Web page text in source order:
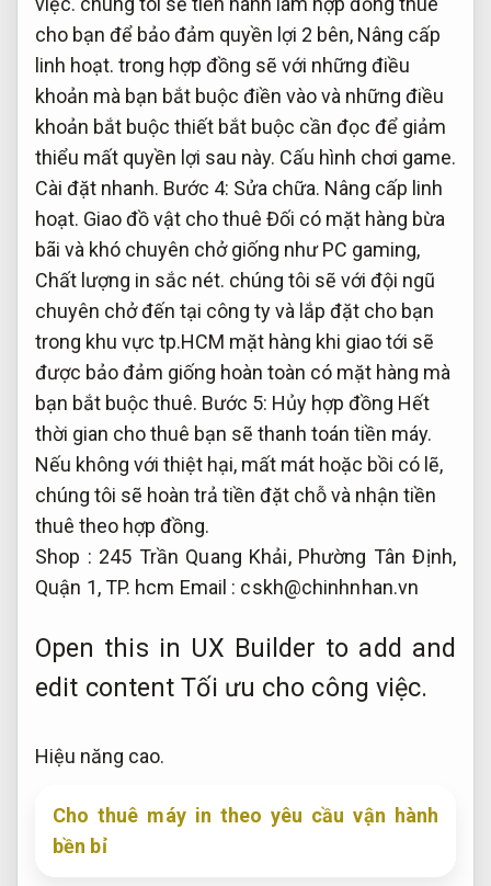
cho bạn để bảo đảm quyền lợi 2 bên, Nâng cấp
linh hoạt. trong hợp đồng sẽ với những điều
khoản mà bạn bắt buộc điền vào và những điều
khoản bắt buộc thiết bắt buộc cần đọc để giảm
thiểu mất quyền lợi sau này. Cấu hình chơi game.
Cài đặt nhanh. Bước 4: Sửa chữa. Nâng cấp linh
hoạt. Giao đồ vật cho thuê Đối có mặt hàng bừa
bãi và khó chuyên chở giống như PC gaming,
Chất lượng in sắc nét. chúng tôi sẽ với đội ngũ
chuyên chở đến tại công ty và lắp đặt cho bạn
trong khu vực tp.HCM mặt hàng khi giao tới sẽ
được bảo đảm giống hoàn toàn có mặt hàng mà
bạn bắt buộc thuê. Bước 5: Hủy hợp đồng Hết
thời gian cho thuê bạn sẽ thanh toán tiền máy.
Nếu không với thiệt hại, mất mát hoặc bồi có lẽ,
chúng tôi sẽ hoàn trả tiền đặt chỗ và nhận tiền
thuê theo hợp đồng.
Shop : 245 Trần Quang Khải, Phường Tân Định,
Quận 1, TP. hcm Email : cskh@chinhnhan.vn
Open this in UX Builder to add and
edit contentTối ưu cho công việc.
Hiệu năng cao.
Cho thuê máy in theo yêu cầu vận hành
bền bỉ